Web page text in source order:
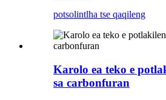
potsolintlha tse qaqileng
Karolo ea teko e
sa carbonfuran